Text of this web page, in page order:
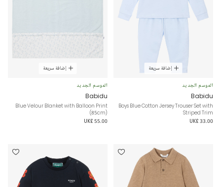
إضافة سريعة
الموسم الجديد
Babidu
Boys Blue Cotton Jersey Trouser Set with
Striped Trim
UK£ 33.00
إضافة سريعة
الموسم الجديد
Babidu
Blue Velour Blanket with Balloon Print
(85cm)
UK£ 55.00